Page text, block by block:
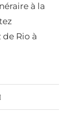
à la
Rio à